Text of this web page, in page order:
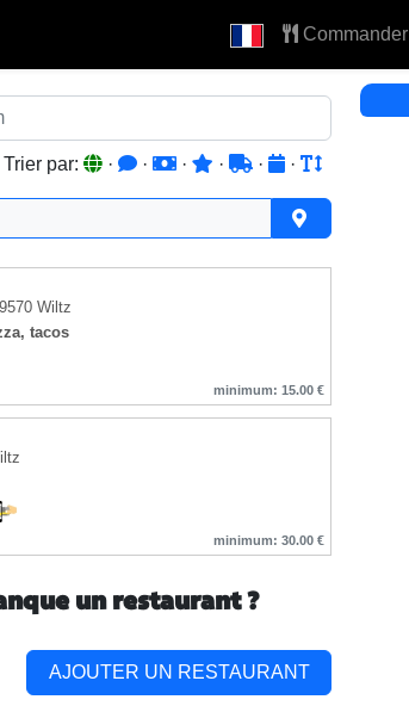
Commander
Trier par: · · · · · ·
9570 Wiltz
tacos
minimum: 15.00 €
minimum: 30.00 €
un restaurant ?
AJOUTER UN RESTAURANT